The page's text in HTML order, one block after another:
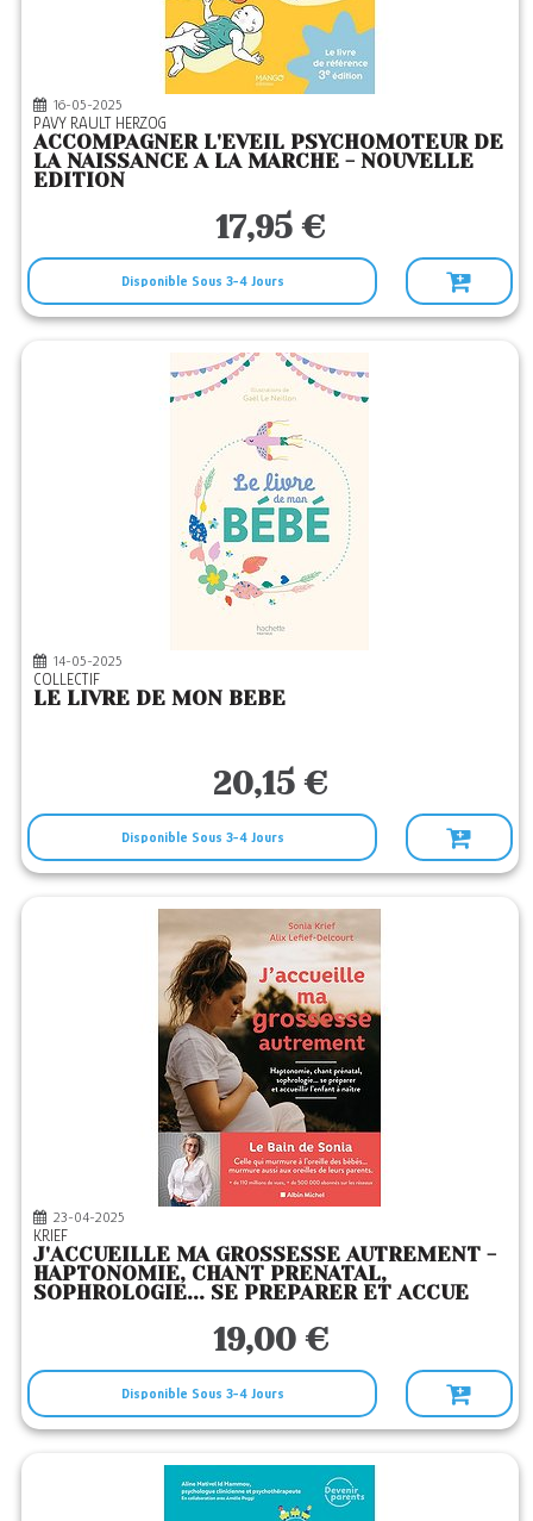
16-05-2025
PAVY RAULT HERZOG
ACCOMPAGNER L'EVEIL PSYCHOMOTEUR DE
LA NAISSANCE A LA MARCHE - NOUVELLE
EDITION
17,95 €
Disponible Sous 3-4 Jours
14-05-2025
COLLECTIF
LE LIVRE DE MON BEBE
20,15 €
Disponible Sous 3-4 Jours
23-04-2025
KRIEF
J'ACCUEILLE MA GROSSESSE AUTREMENT -
HAPTONOMIE, CHANT PRENATAL,
SOPHROLOGIE... SE PREPARER ET ACCUE
19,00 €
Disponible Sous 3-4 Jours